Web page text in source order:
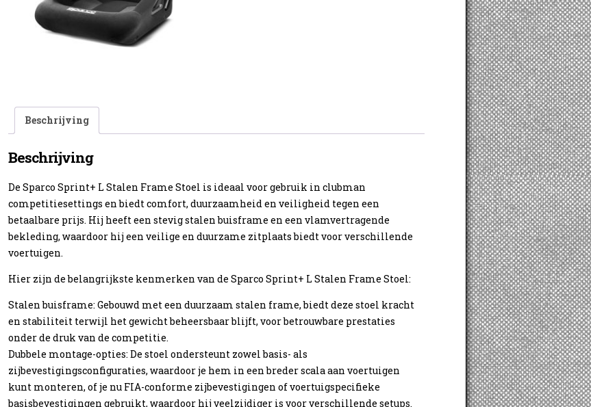
Beschrijving
Beschrijving
De Sparco Sprint+ L Stalen Frame Stoel is ideaal voor gebruik in clubman
competitiesettings en biedt comfort, duurzaamheid en veiligheid tegen een
betaalbare prijs. Hij heeft een stevig stalen buisframe en een vlamvertragende
bekleding, waardoor hij een veilige en duurzame zitplaats biedt voor verschillende
voertuigen.
Hier zijn de belangrijkste kenmerken van de Sparco Sprint+ L Stalen Frame Stoel:
Stalen buisframe: Gebouwd met een duurzaam stalen frame, biedt deze stoel kracht
en stabiliteit terwijl het gewicht beheersbaar blijft, voor betrouwbare prestaties
onder de druk van de competitie.
Dubbele montage-opties: De stoel ondersteunt zowel basis- als
zijbevestigingsconfiguraties, waardoor je hem in een breder scala aan voertuigen
kunt monteren, of je nu FIA-conforme zijbevestigingen of voertuigspecifieke
basisbevestigingen gebruikt, waardoor hij veelzijdiger is voor verschillende setups.